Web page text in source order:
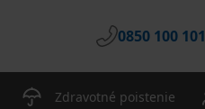
0850 100 101
Zdravotné poistenie